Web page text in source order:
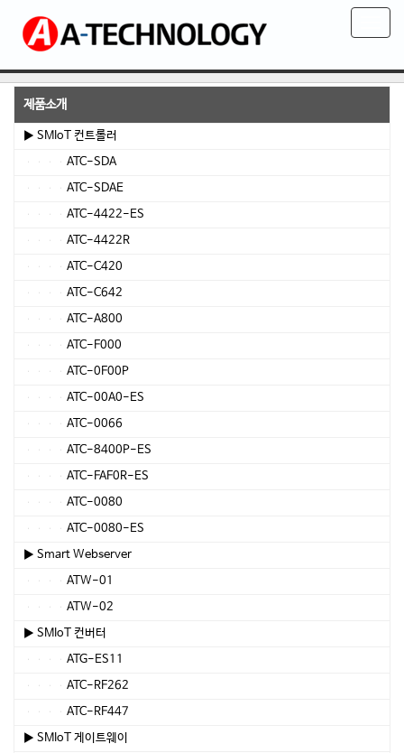
g
e
제품소개
▶ SMIoT 컨트롤러
ATC-SDA
ATC-SDAE
ATC-4422-ES
ATC-4422R
ATC-C420
ATC-C642
ATC-A800
ATC-F000
ATC-0F00P
ATC-00A0-ES
ATC-0066
ATC-8400P-ES
ATC-FAF0R-ES
ATC-0080
ATC-0080-ES
▶ Smart Webserver
ATW-01
ATW-02
▶ SMIoT 컨버터
ATG-ES11
ATC-RF262
ATC-RF447
▶ SMIoT 게이트웨이